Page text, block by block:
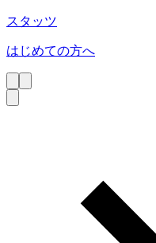
スタッツ
はじめての方へ